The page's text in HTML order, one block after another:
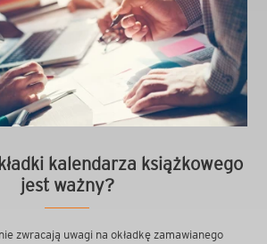
kalendarza książkowego
jest ważny?
zwracają uwagi na okładkę zamawianego